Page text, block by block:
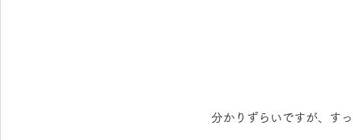
分かりずらいですが、す